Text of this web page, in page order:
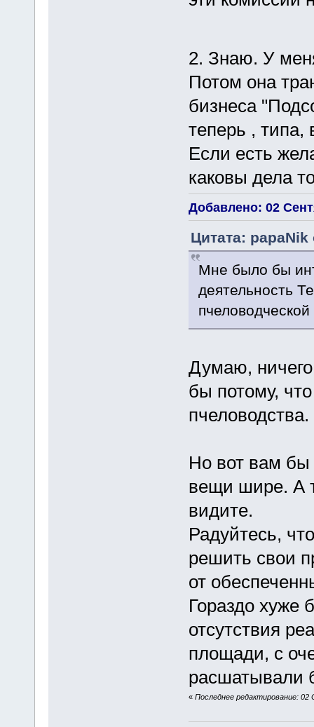
2. Знаю. У
Потом она
бизнеса
теперь , типа,
Если есть
каковы дела
Добавлено: 02
Цитата: papaNik
Мне было бы
деятельность
Думаю,
бы потому,
пчеловодства.
Но вот вам бы
вещи шире. А
видите.
Радуйтесь,
решить свои
от
Гораздо хуже
отсутствия
площади, с
расшатывали
« Последнее редактирование: 02